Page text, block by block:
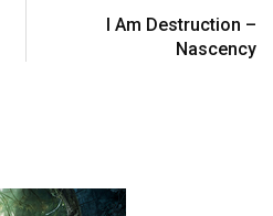
I Am Destruction –
Nascency